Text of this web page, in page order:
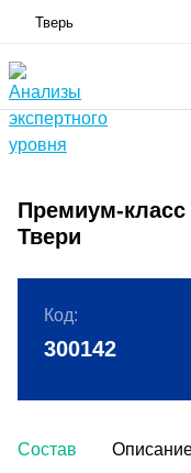
Тверь
Премиум-
Твери
Состав
Код:
300142